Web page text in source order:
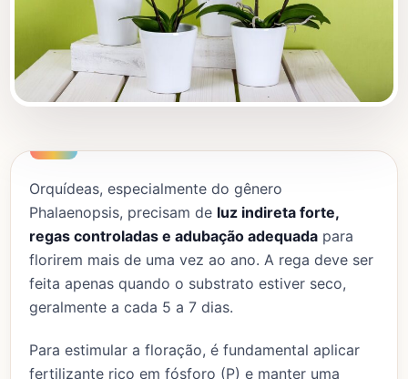
Orquídeas, especialmente do gênero
Phalaenopsis, precisam de luz indireta forte,
regas controladas e adubação adequada para
florirem mais de uma vez ao ano. A rega deve ser
feita apenas quando o substrato estiver seco,
geralmente a cada 5 a 7 dias.
Para estimular a floração, é fundamental aplicar
fertilizante rico em fósforo (P) e manter uma